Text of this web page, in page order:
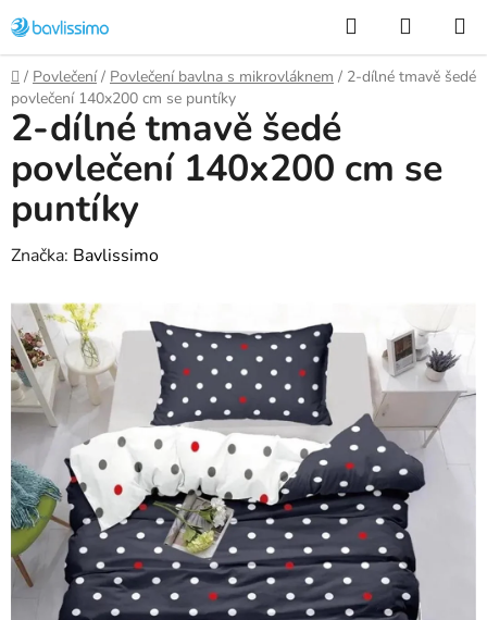
na
obsah
Hledat
KOŠÍK
Domů
/ Povlečení / Povlečení bavlna s mikrovláknem / 2-dílné tmavě šedé
povlečení 140x200 cm se puntíky
2-dílné tmavě šedé
povlečení 140x200 cm se
puntíky
Značka: Bavlissimo